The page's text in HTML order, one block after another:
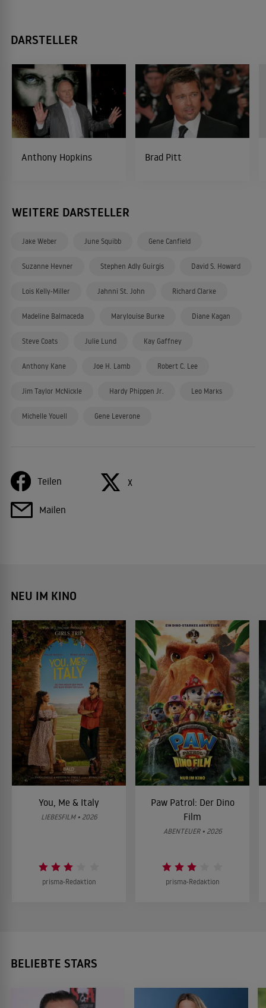
DARSTELLER
Anthony Hopkins Brad Pitt
WEITERE DARSTELLER
Jake Weber June Squibb Gene Canfield
Suzanne Hevner Stephen Adly Guirgis David S. Howard
Lois Kelly-Miller Jahnni St. John Richard Clarke
Madeline Balmaceda Marylouise Burke Diane Kagan
Steve Coats Julie Lund Kay Gaffney
Anthony Kane Joe H. Lamb Robert C. Lee
Jim Taylor McNickle Hardy Phippen Jr. Leo Marks
Michelle Youell Gene Leverone
Teilen X
Mailen
NEU IM KINO
You, Me & Italy
LIEBESFILM • 2026
prisma-Redaktion
Paw Patrol: Der Dino
Film
ABENTEUER • 2026
prisma-Redaktion
BELIEBTE STARS